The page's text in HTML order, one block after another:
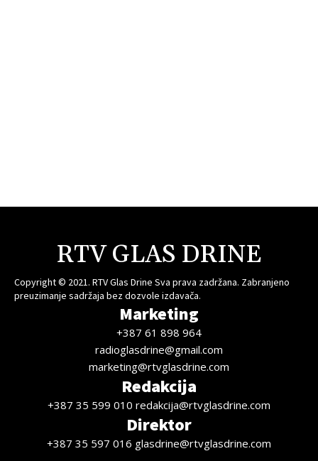
RTV GLAS DRINE
Copyright © 2021. RTV Glas Drine Sva prava zadržana. Zabranjeno
preuzimanje sadržaja bez dozvole izdavača.
Marketing
+387 61 898 964
radioglasdrine@gmail.com
marketing@rtvglasdrine.com
Redakcija
+387 35 599 010 redakcija@rtvglasdrine.com
Direktor
+387 35 597 016 glasdrine@rtvglasdrine.com